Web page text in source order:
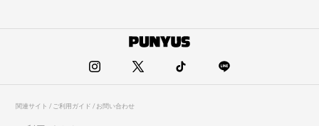
関連サイト / ご利用ガイド / お問い合わせ